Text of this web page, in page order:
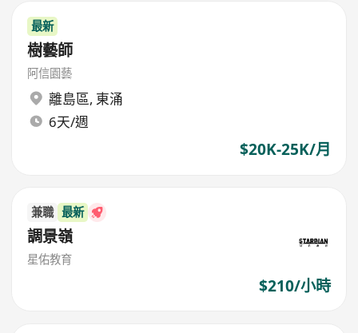
最新
樹藝師
阿信園藝
離島區, 東涌
6天/週
$20K-25K/月
兼職 最新
調景嶺
星佑教育
$210/小時